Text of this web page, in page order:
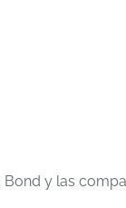
Bond y las